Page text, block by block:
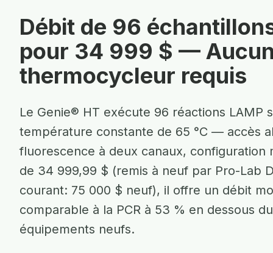
Débit de 96
pour 34 999 $ — Aucun
thermocycleur requis
Le Genie® HT exécute 96 réactions LAMP
température constante de 65 °C — accès
fluorescence à deux canaux, configuration
de 34 999,99 $ (remis à neuf par Pro-Lab
courant: 75 000 $ neuf), il offre un débit
comparable à la PCR à 53 % en dessous
équipements neufs.